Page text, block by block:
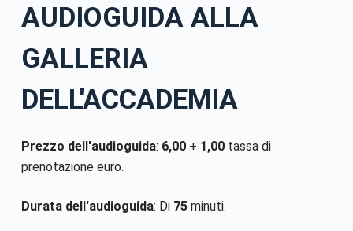
AUDIOGUIDA ALLA
GALLERIA
DELL'ACCADEMIA
Prezzo dell'audioguida: 6,00+ 1,00tassa di
prenotazione euro.
Durata dell'audioguida: Di 75minuti.